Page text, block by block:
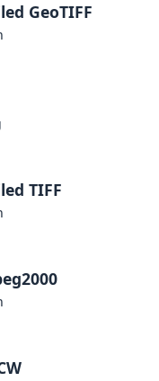
GeoTIFF
TIFF